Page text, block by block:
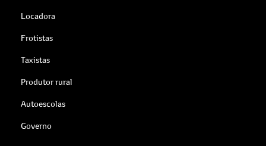
Locadora
Frotistas
Taxistas
Produtor rural
Autoescolas
Governo